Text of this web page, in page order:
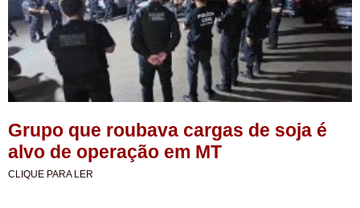
Grupo que roubava cargas de soja é
alvo de operação em MT
CLIQUE PARA LER